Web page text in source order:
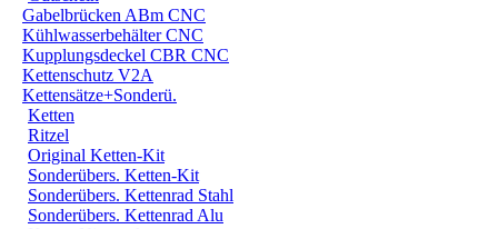
Gabelbrücken ABm CNC
Kühlwasserbehälter CNC
Kupplungsdeckel CBR CNC
Kettenschutz V2A
Kettensätze+Sonderü.
Ketten
Ritzel
Original Ketten-Kit
Sonderübers. Ketten-Kit
Sonderübers. Kettenrad Stahl
Sonderübers. Kettenrad Alu